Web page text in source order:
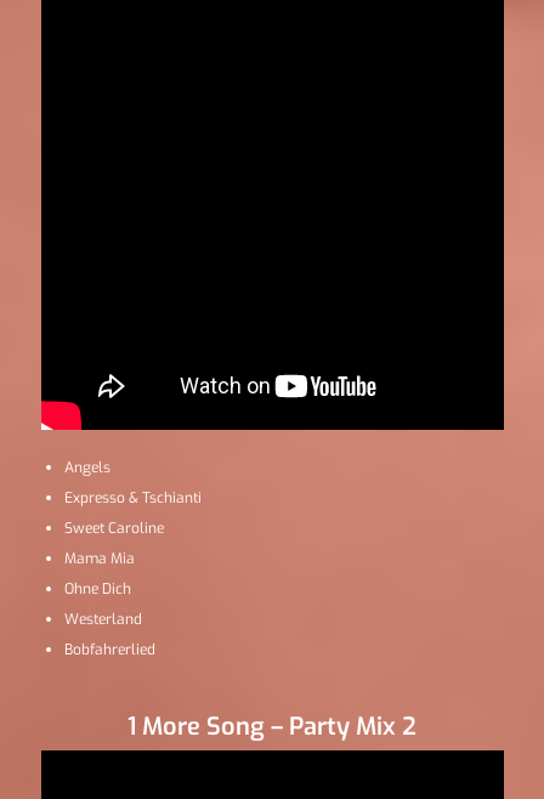
Angels
Expresso & Tschianti
Sweet Caroline
Mama Mia
Ohne Dich
Westerland
Bobfahrerlied
1 More Song – Party Mix 2